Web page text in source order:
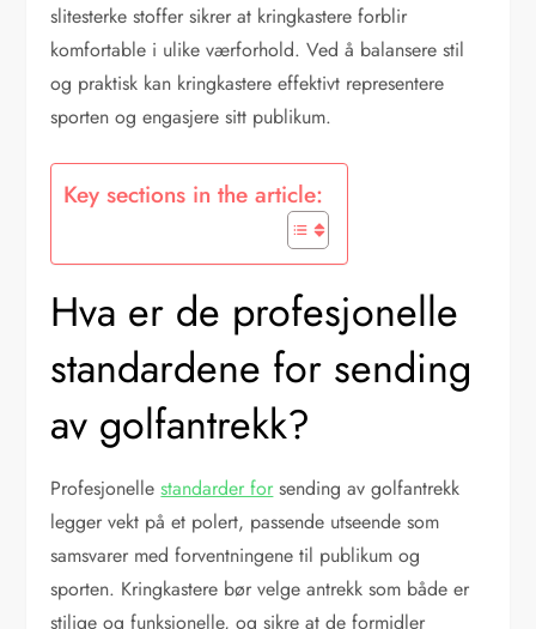
slitesterke stoffer sikrer at kringkastere forblir
komfortable i ulike værforhold. Ved å balansere stil
og praktisk kan kringkastere effektivt representere
sporten og engasjere sitt publikum.
Key sections in the article:
Hva er de profesjonelle
standardene for sending
av golfantrekk?
Profesjonellestandarder for sending av golfantrekk
legger vekt på et polert, passende utseende som
samsvarer med forventningene til publikum og
sporten. Kringkastere bør velge antrekk som både er
stilige og funksjonelle, og sikre at de formidler